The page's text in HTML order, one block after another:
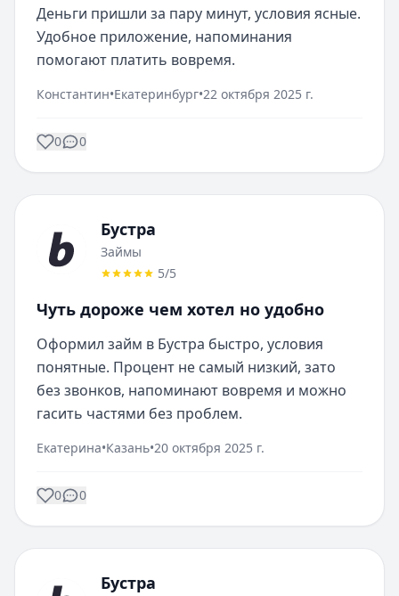
Деньги пришли за пару минут, условия ясные.
Удобное приложение, напоминания
помогают платить вовремя.
Константин•Екатеринбург•22 октября 2025 г.
0 0
Бустра
Займы
5/5
Чуть дороже чем хотел но удобно
Оформил займ в Бустра быстро, условия
понятные. Процент не самый низкий, зато
без звонков, напоминают вовремя и можно
гасить частями без проблем.
Екатерина•Казань•20 октября 2025 г.
0 0
Бустра